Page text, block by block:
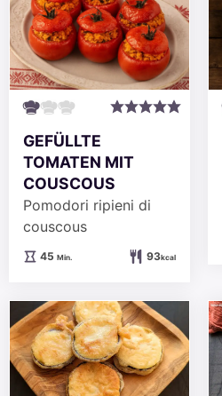
GEFÜLLTE
TOMATEN MIT
COUSCOUS
Pomodori ripieni di
couscous
45Minuten
Min. 93kcal